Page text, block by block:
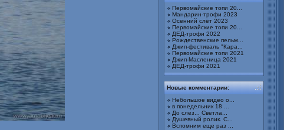
Первомайские топи 20...
Мандарин-трофи 2023
Осенний слёт 2023
Первомайские топи 20...
ДЕД-трофи 2022
Рождественские пельм...
Джип-фестиваль "Кара...
Первомайские топи 2021
Джип-Масленица 2021
ДЕД-трофи 2021
Новые комментарии:
Небольшое видео о...
в понедельник 18 ...
До слез... Светла...
Душевный ролик. С...
Вспомним еще раз ...